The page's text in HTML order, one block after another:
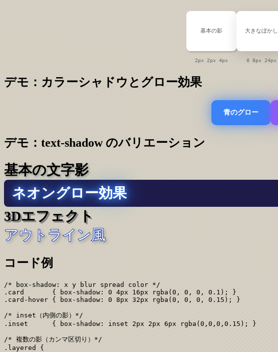
基本の影
2px 2px 4px
大きなぼかし
0 8px 24px
デモ：カラーシャドウとグロー効果
青のグロー
デモ：text-shadow のバリエーション
基本の文字影
ネオングロー効果
3Dエフェクト
アウトライン風
コード例
/* box-shadow: x y blur spread color */
.card       { box-shadow: 0 4px 16px rgba(0, 0, 0, 0.1); }
.card-hover { box-shadow: 0 8px 32px rgba(0, 0, 0, 0.15); }
/* inset（内側の影）*/
.inset      { box-shadow: inset 2px 2px 6px rgba(0,0,0,0.15); }
/* 複数の影（カンマ区切り）*/
.layered {